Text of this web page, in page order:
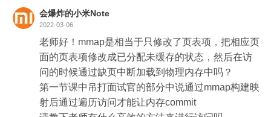
会爆炸的小米Note
2022-03-06
老师好！mmap是相当于只修改了页表项，把相应页
面的页表项修改成已分配未缓存的状态，然后在访
问的时候通过缺页中断加载到物理内存中吗？
第一节课中吊打面试官的部分中说通过mmap构建映
射后通过遍历访问才能让内存commit